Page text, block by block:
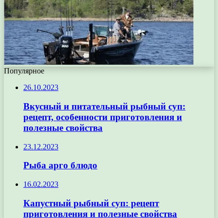
Популярное
26.10.2023
Вкусный и питательный рыбный суп:
рецепт, особенности приготовления и
полезные свойства
23.12.2023
Рыба арго блюдо
16.02.2023
Капустный рыбный суп: рецепт
приготовления и полезные свойства